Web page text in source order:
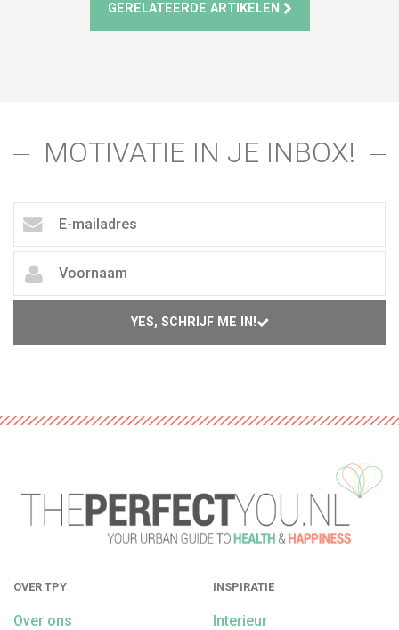
GERELATEERDE ARTIKELEN
MOTIVATIE IN JE INBOX!
YES, SCHRIJF ME IN!
OVER TPY
Over ons
INSPIRATIE
Interieur